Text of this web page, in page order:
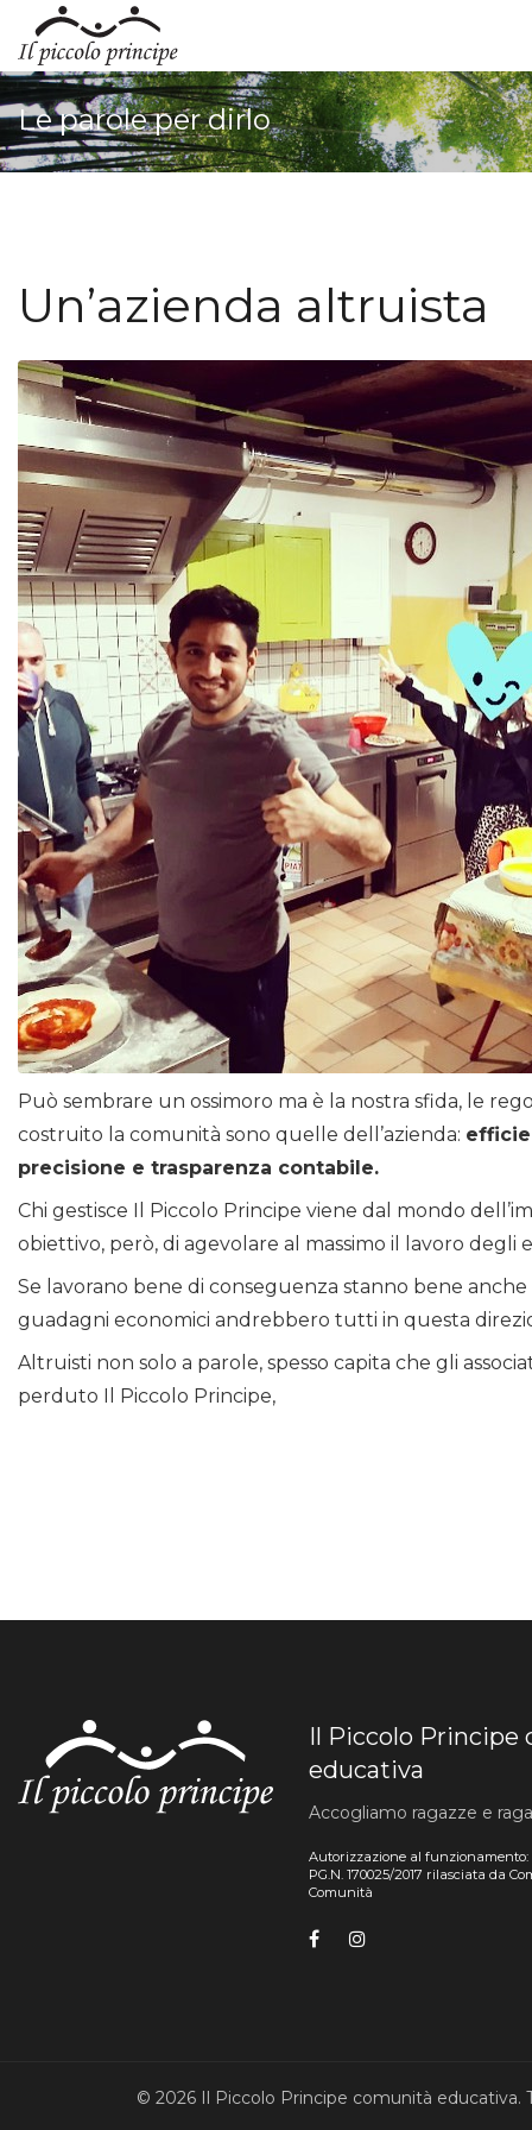
Le parole per dirlo
Un’azienda altruista
Può sembrare un ossimoro ma è la nostra sfida, le
costruito la comunità sono quelle dell’azienda:
precisione e trasparenza contabile.
Chi gestisce Il Piccolo Principe viene dal mondo
obiettivo, però, di agevolare al massimo il lavoro degli
Se lavorano bene di conseguenza stanno bene anche
guadagni economici andrebbero tutti in questa
Altruisti non solo a parole, spesso capita che gli
perduto Il Piccolo Principe,
Il Piccolo Principe
educativa
Accogliamo ragazze e
Autorizzazione al funzionamento:
PG.N. 170025/2017 rilasciata da
Comunità
© 2026 Il Piccolo Principe comunità educativa.